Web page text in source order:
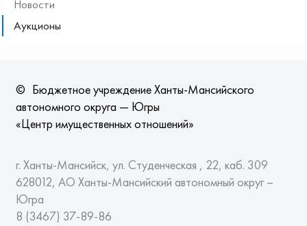
Новости
Аукционы
© Бюджетное учреждение Ханты-Мансийского
автономного округа — Югры
«Центр имущественных отношений»
г. Ханты-Мансийск, ул. Студенческая , 22, каб. 309
628012, АО Ханты-Мансийский автономный округ –
Югра
8 (3467) 37-89-86